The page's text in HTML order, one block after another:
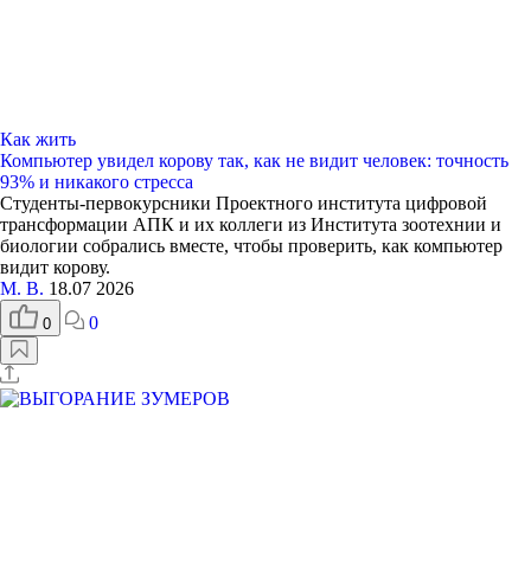
Как жить
Компьютер увидел корову так, как не видит человек: точность
93% и никакого стресса
Студенты-первокурсники Проектного института цифровой
трансформации АПК и их коллеги из Института зоотехнии и
биологии собрались вместе, чтобы проверить, как компьютер
видит корову.
М. В. 18.07 2026
0 0